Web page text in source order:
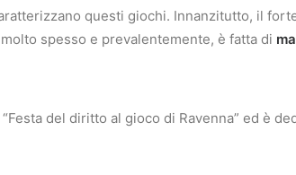
questi giochi. Innanzitutto, il
spesso e prevalentemente, è fatta di
del diritto al gioco di Ravenna” ed è